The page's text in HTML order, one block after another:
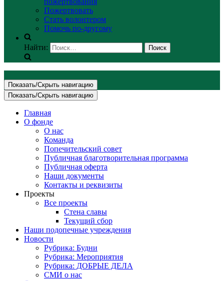
Пожертвовать
Стать волонтером
Помочь по-другому
Найти:
Показать/Скрыть навигацию
Показать/Скрыть навигацию
Главная
О фонде
О нас
Команда
Попечительский совет
Публичная благотворительная программа
Публичная оферта
Наши документы
Контакты и реквизиты
Проекты
Все проекты
Стена славы
Текущий сбор
Наши подопечные учреждения
Новости
Рубрика: Будни
Рубрика: Мероприятия
Рубрика: ДОБРЫЕ ДЕЛА
СМИ о нас